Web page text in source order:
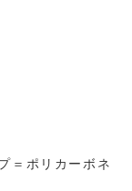
＝ポリカーボネ